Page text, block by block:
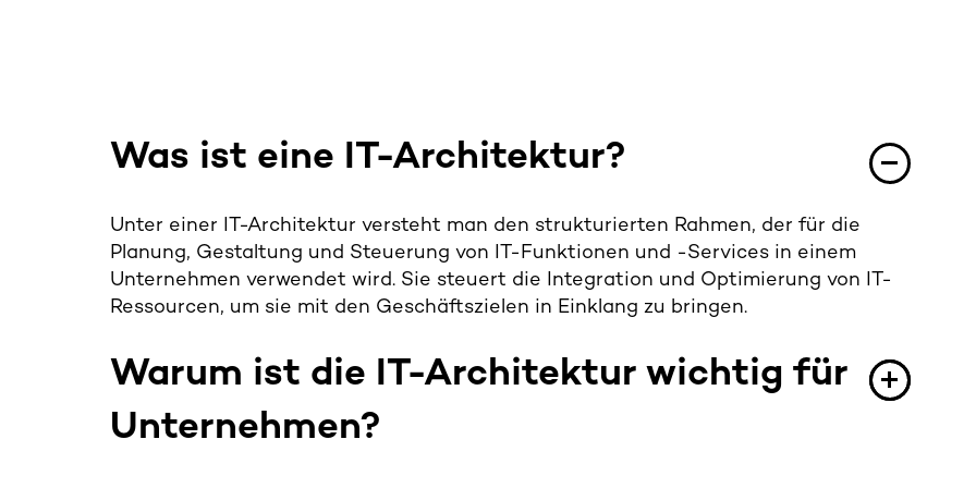
Was ist eine IT-Architektur?
Unter einer IT-Architektur versteht man den strukturierten Rahmen, der für die
Planung, Gestaltung und Steuerung von IT-Funktionen und -Services in einem
Unternehmen verwendet wird. Sie steuert die Integration und Optimierung von IT-
Ressourcen, um sie mit den Geschäftszielen in Einklang zu bringen.
Warum ist die IT-Architektur wichtig für
Unternehmen?